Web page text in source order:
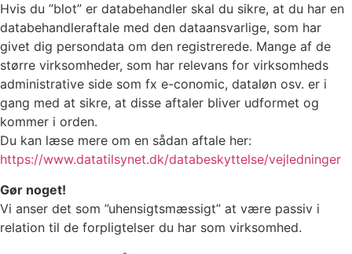
Hvis du ”blot” er databehandler skal du sikre, at du har en
databehandleraftale med den dataansvarlige, som har
givet dig persondata om den registrerede. Mange af de
større virksomheder, som har relevans for virksomheds
administrative side som fx e-conomic, dataløn osv. er i
gang med at sikre, at disse aftaler bliver udformet og
kommer i orden.
Du kan læse mere om en sådan aftale her:
https://www.datatilsynet.dk/databeskyttelse/vejledninger
Gør noget!
Vi anser det som ”uhensigtsmæssigt” at være passiv i
relation til de forpligtelser du har som virksomhed.